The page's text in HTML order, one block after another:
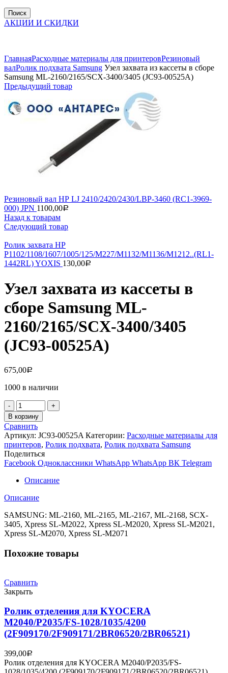
Поиск
АКЦИИ И СКИДКИ
ГлавнаяРасходные материалы для принтеровРезиновый
валРолик подхвата Samsung Узел захвата из кассеты в сборе
Samsung ML-2160/2165/SCX-3400/3405 (JC93-00525A)
Предыдущий товар
Резиновый вал НР LJ 2410/2420/2430/LBP-3460 (RC1-3969-
000) JPN 1100,00Р
Назад к товарам
Следующий товар
Ролик захвата HP
P1102/1108/1607/1005/125/M227/M1132/M1136/M1212..(RL1-
1442RL) YOXIS 130,00Р
Узел захвата из кассеты в
сборе Samsung ML-
2160/2165/SCX-3400/3405
(JC93-00525A)
675,00Р
1000 в наличии
Количество
товара
Узел
захвата
из
кассеты
в
сборе
Samsung
ML-
2160/2165/SCX-
(JC93-
00525A)
В корзину
Сравнить
Артикул: JC93-00525A Категории: Расходные материалы для
принтеров, Ролик подхвата, Ролик подхвата Samsung
Поделиться
Facebook Одноклассники WhatsApp WhatsApp ВК Telegram
Описание
Описание
SAMSUNG: ML-2160, ML-2165, ML-2167, ML-2168, SCX-
3405, Xpress SL-M2022, Xpress SL-M2020, Xpress SL-M2021,
Xpress SL-M2070, Xpress SL-M2071
Похожие товары
Сравнить
Закрыть
Ролик отделения для KYOCERA
M2040/P2035/FS-1028/1035/4200
(2F909170/2F909171/2BR06520/2BR06521)
399,00Р
Ролик отделения для KYOCERA M2040/P2035/FS-